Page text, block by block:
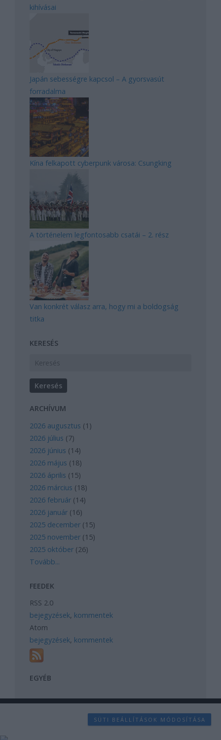
kihívásai
Japán sebességre kapcsol – A gyorsvasút
forradalma
Kína felkapott cyberpunk városa: Csungking
A történelem legfontosabb csatái – 2. rész
Van konkrét válasz arra, hogy mi a boldogság
titka
KERESÉS
ARCHÍVUM
2026 augusztus (1 )
2026 július (7)
2026 június (14)
2026 május (18)
2026 április (15)
2026 március (18)
2026 február (14)
2026 január (16)
2025 december (15)
2025 november (15)
2025 október (26)
Tovább...
FEEDEK
RSS 2.0
bejegyzések, kommentek
Atom
bejegyzések, kommentek
EGYÉB
SÜTI BEÁLLÍTÁSOK MÓDOSÍTÁSA